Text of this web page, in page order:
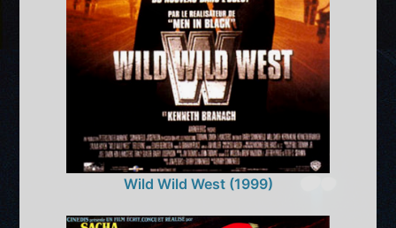
Wild Wild West (1999)